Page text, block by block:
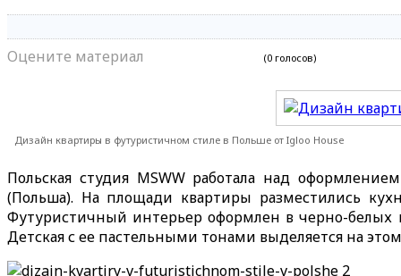
Оцените материал (0 голосов)
Дизайн квартиры в футуристичном стиле в Польше от Igloo House
Польская студия MSWW работала над
(Польша). На площади квартиры разместились
Футуристичный интерьер оформлен в черно-белых
Детская с ее пастельными тонами выделяется на